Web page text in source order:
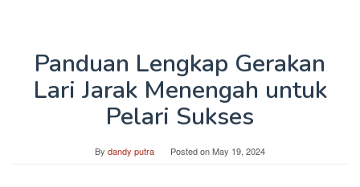
Panduan Lengkap Gerakan
Lari Jarak Menengah untuk
Pelari Sukses
By dandy putra Posted onMay 19, 2024